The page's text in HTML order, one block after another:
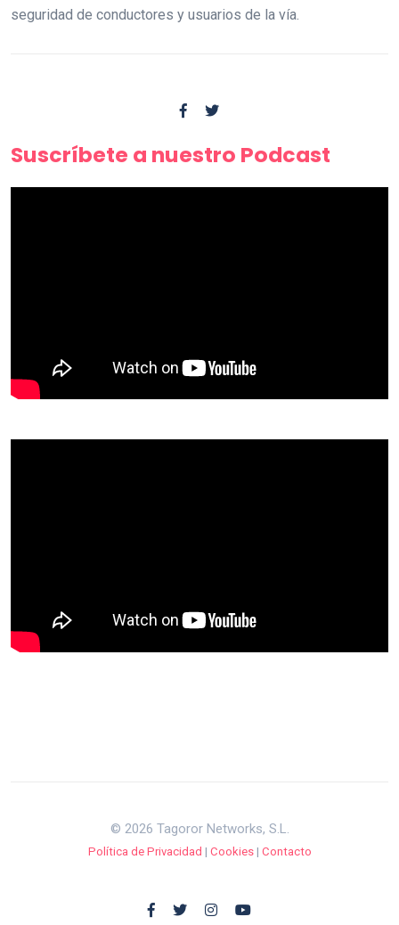
seguridad de conductores y usuarios de la vía.
Suscríbete a nuestro Podcast
© 2026 Tagoror Networks, S.L.
Política de Privacidad | Cookies| Contacto